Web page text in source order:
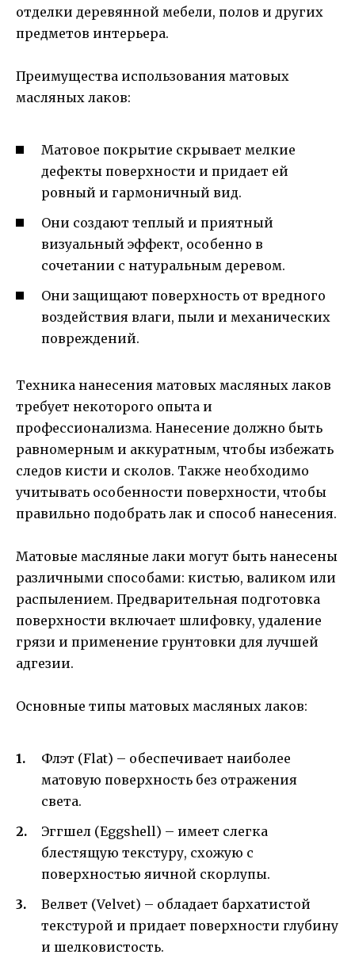
отделки деревянной мебели, полов и других
предметов интерьера.
Преимущества использования матовых
масляных лаков:
Матовое покрытие скрывает мелкие
дефекты поверхности и придает ей
ровный и гармоничный вид.
Они создают теплый и приятный
визуальный эффект, особенно в
сочетании с натуральным деревом.
Они защищают поверхность от вредного
воздействия влаги, пыли и механических
повреждений.
Техника нанесения матовых масляных лаков
требует некоторого опыта и
профессионализма. Нанесение должно быть
равномерным и аккуратным, чтобы избежать
следов кисти и сколов. Также необходимо
учитывать особенности поверхности, чтобы
правильно подобрать лак и способ нанесения.
Матовые масляные лаки могут быть нанесены
различными способами: кистью, валиком или
распылением. Предварительная подготовка
поверхности включает шлифовку, удаление
грязи и применение грунтовки для лучшей
адгезии.
Основные типы матовых масляных лаков:
Флэт (Flat) – обеспечивает наиболее
матовую поверхность без отражения
света.
Эггшел (Eggshell) – имеет слегка
блестящую текстуру, схожую с
поверхностью яичной скорлупы.
Велвет (Velvet) – обладает бархатистой
текстурой и придает поверхности глубину
и шелковистость.